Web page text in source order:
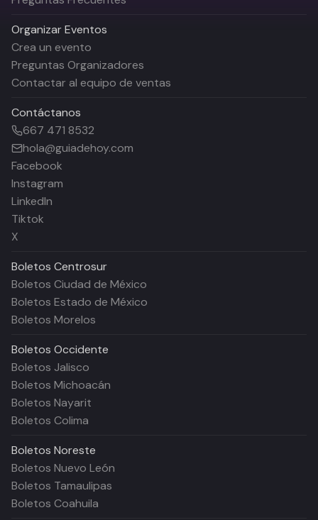
Organizar Eventos
Crea un evento
Preguntas Organizadores
Contactar al equipo de ventas
Contáctanos
667 471 8532
hola@guiadehoy.com
Facebook
Instagram
LinkedIn
Tiktok
X
Boletos Centrosur
Boletos Ciudad de México
Boletos Estado de México
Boletos Morelos
Boletos Occidente
Boletos Jalisco
Boletos Michoacán
Boletos Nayarit
Boletos Colima
Boletos Noreste
Boletos Nuevo León
Boletos Tamaulipas
Boletos Coahuila